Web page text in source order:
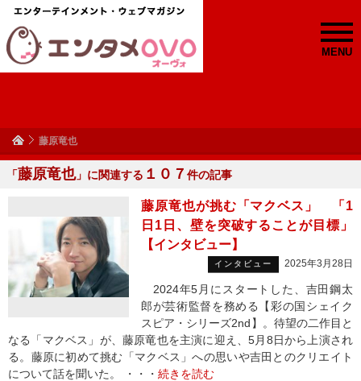
MENU
藤原竜也
「藤原竜也」に関連する １０７ 件の記事
藤原竜也が挑む「マクベス」 「1
日1日、壁を突破することが目標」
【インタビュー】
インタビュー 2025年3月28日
2024年5月にスタートした、吉田鋼太
郎が芸術監督を務める【彩の国シェイク
スピア・シリーズ2nd】。待望の二作目と
なる「マクベス」が、藤原竜也を主演に迎え、5月8日から上演され
る。藤原に初めて挑む「マクベス」への思いや吉田とのクリエイト
について話を聞いた。 ・・・ 続きを読む